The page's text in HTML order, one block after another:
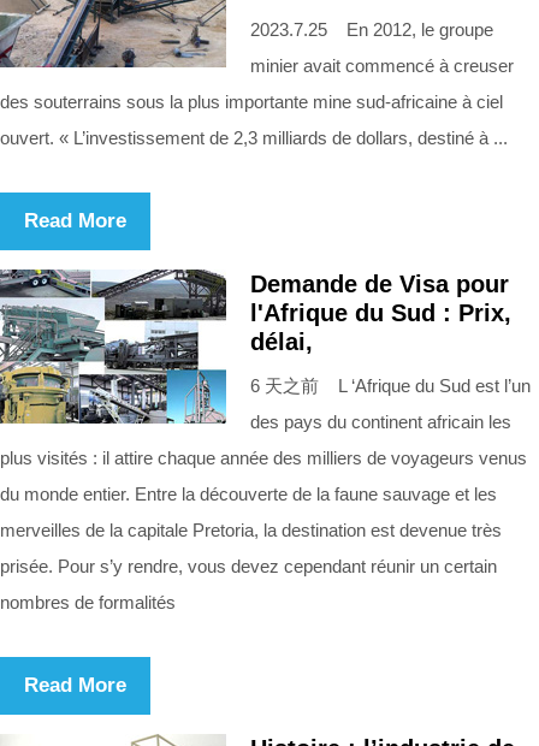
2023.7.25 En 2012, le groupe
minier avait commencé à creuser
des souterrains sous la plus importante mine sud-africaine à ciel
ouvert. « L’investissement de 2,3 milliards de dollars, destiné à ...
Read More
Demande de Visa pour
l'Afrique du Sud : Prix,
délai,
6 天之前 L ‘Afrique du Sud est l’un
des pays du continent africain les
plus visités : il attire chaque année des milliers de voyageurs venus
du monde entier. Entre la découverte de la faune sauvage et les
merveilles de la capitale Pretoria, la destination est devenue très
prisée. Pour s’y rendre, vous devez cependant réunir un certain
nombres de formalités
Read More